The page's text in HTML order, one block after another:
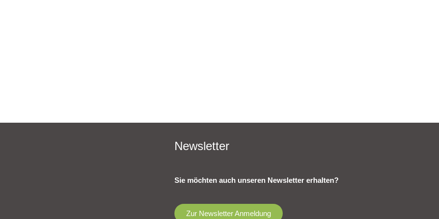
Newsletter
Sie möchten auch unseren Newsletter erhalten?
Zur Newsletter Anmeldung